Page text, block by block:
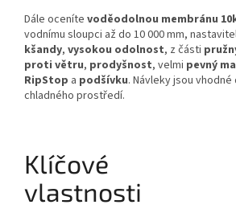
Dále oceníte voděodolnou membránu
vodnímu sloupci až do 10 000 mm,
kšandy, vysokou odolnost, z části
proti větru, prodyšnost, velmi pevný
RipStop a podšívku. Návleky jsou
chladného prostředí.
Klíčové
vlastnosti